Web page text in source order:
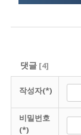
댓글[4]
작성자(*)
비밀번호
(*)